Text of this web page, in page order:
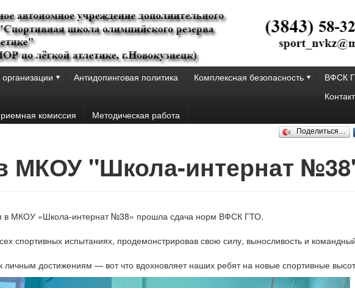
Антидопинговая политика Комплексная безопасность
ВФСК
комиссия Методическая работа
Поделиться…
МКОУ "Школа-интернат
в МКОУ «Школа-интернат №38» прошла сдача норм ВФСК ГТО.
спортивных испытаниях, продемонстрировав свою силу, выносливость и
личным достижениям — вот что вдохновляет наших ребят на новые спортивные